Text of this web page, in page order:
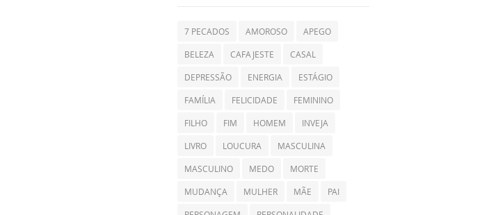
7 PECADOS AMOROSO APEGO
BELEZA CAFAJESTE CASAL
DEPRESSÃO ENERGIA ESTÁGIO
FAMÍLIA FELICIDADE FEMININO
FILHO FIM HOMEM INVEJA
LIVRO LOUCURA MASCULINA
MASCULINO MEDO MORTE
MUDANÇA MULHER MÃE PAI